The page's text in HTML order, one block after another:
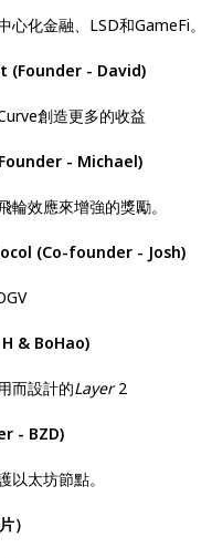
心化金融、LSD和GameFi。
(Founder - David)
創造更多的收益
- Michael)
輪效應來增強的獎勵。
(Co-founder - Josh)
& BoHao)
而設計的Layer2
- BZD)
以太坊節點。
）